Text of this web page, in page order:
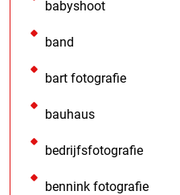
babyshoot
band
bart fotografie
bauhaus
bedrijfsfotografie
bennink fotografie